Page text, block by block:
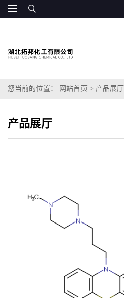
您当前的位置： 网站首页 > 产品展厅
产品展厅